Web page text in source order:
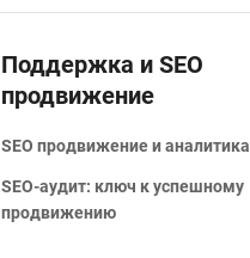
Поддержка и SEO
продвижение
SEO продвижение и аналитика
SEO-аудит: ключ к успешному
продвижению